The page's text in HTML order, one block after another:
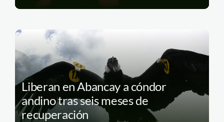
Liberan en Abancay a cóndor
andino tras seis meses de
recuperación